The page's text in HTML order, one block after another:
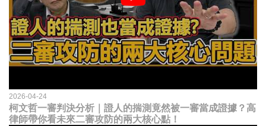
2026-04-24
柯文哲一審判決分析｜證人的揣測竟然被一審當成證據？高
律師帶你看未來二審攻防的兩大核心點！